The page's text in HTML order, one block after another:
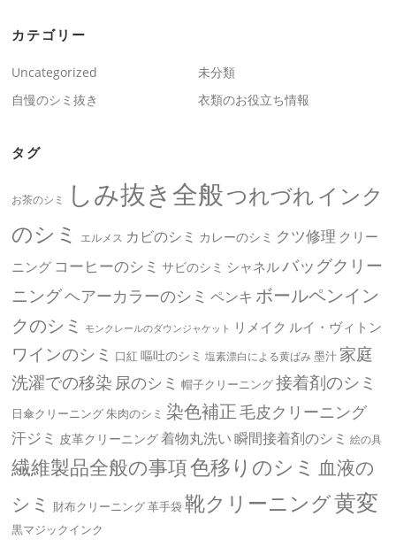
カテゴリー
Uncategorized
未分類
自慢のシミ抜き
衣類のお役立ち情報
タグ
お茶のシミ しみ抜き全般つれづれ インク
のシミ
エルメス カビのシミ カレーのシミ クツ修理 クリー
ニング コーヒーのシミ サビのシミ シャネルバッグクリー
ニングヘアーカラーのシミ ペンキ ボールペンイン
クのシミ
モンクレールのダウンジャケット リメイク ルイ・ヴィトン
ワインのシミ 口紅 嘔吐のシミ 塩素漂白による黄ばみ墨汁 家庭
洗濯での移染 尿のシミ 帽子クリーニング接着剤のシミ
日傘クリーニング朱肉のシミ 染色補正毛皮クリーニング
汗ジミ 皮革クリーニング着物丸洗い瞬間接着剤のシミ 絵の具
繊維製品全般の事項色移りのシミ 血液の
シミ
財布クリーニング革手袋 靴クリーニング黄変
黒マジックインク